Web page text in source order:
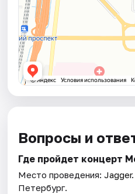
Вопросы и
Где пройдет концерт
Место проведения:Jagger
Петербург.